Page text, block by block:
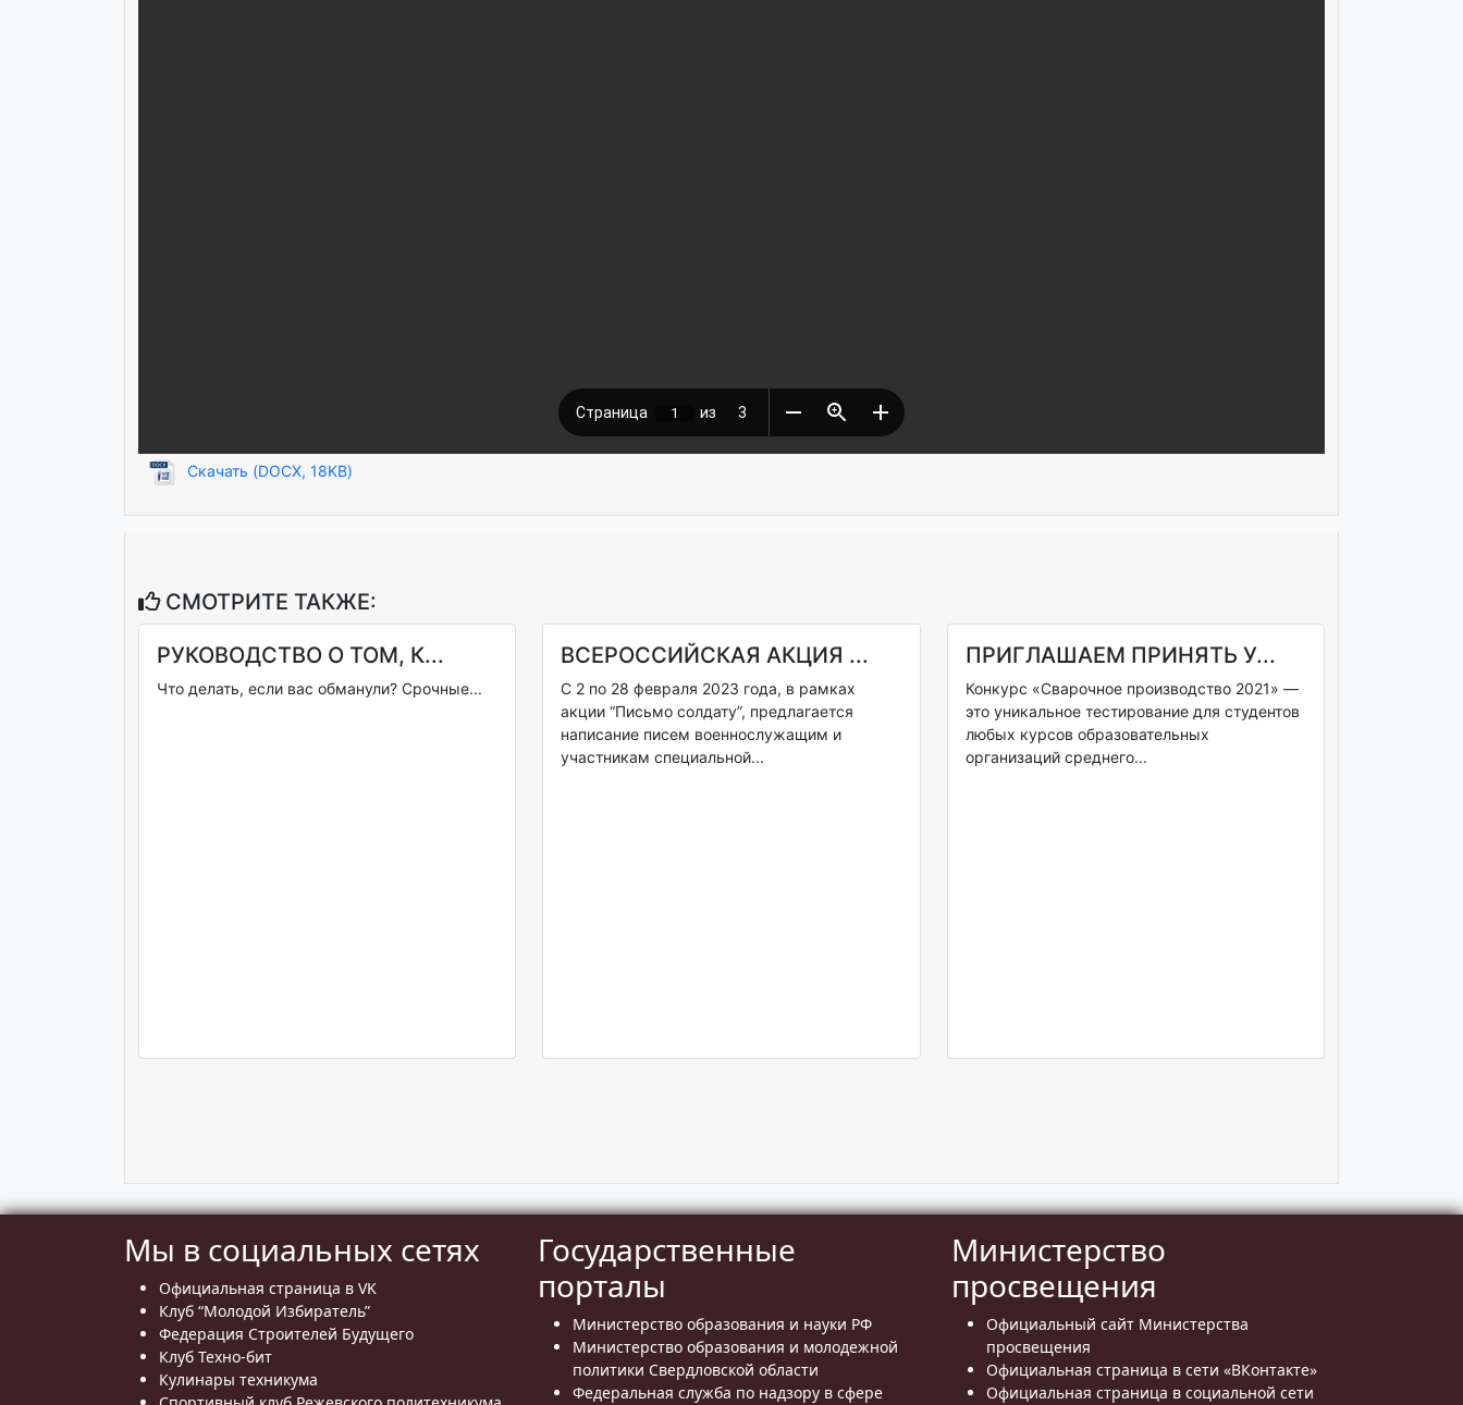
Скачать (DOCX, 18KB)
СМОТРИТЕ ТАКЖЕ:
РУКОВОДСТВО О ТОМ, К...
Что делать, если вас обманули? Срочные...
ВСЕРОССИЙСКАЯ АКЦИЯ ...
С 2 по 28 февраля 2023 года, в рамках
акции “Письмо солдату”, предлагается
написание писем военнослужащим и
участникам специальной...
ПРИГЛАШАЕМ ПРИНЯТЬ У...
Конкурс «Сварочное производство 2021» —
это уникальное тестирование для студентов
любых курсов образовательных
организаций среднего...
Мы в социальных сетях
Официальная страница в VK
Клуб “Молодой Избиратель”
Федерация Строителей Будущего
Клуб Техно-бит
Кулинары техникума
Государственные
порталы
Министерство образования и науки РФ
Министерство образования и молодежной
политики Свердловской области
Федеральная служба по надзору в сфере
Министерство
просвещения
Официальный сайт Министерства
просвещения
Официальная страница в сети «ВКонтакте»
Официальная страница в социальной сети